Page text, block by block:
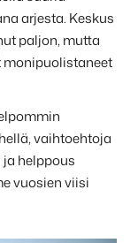
arjesta. Keskus
paljon, mutta
monipuolistaneet
vaihtoehtoja
helppous
vuosien viisi